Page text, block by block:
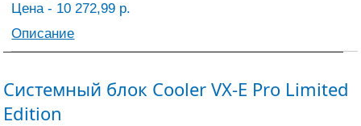
Цена - 10 272,99 р.
Описание
Системный блок Cooler VX-E Pro Limited
Edition